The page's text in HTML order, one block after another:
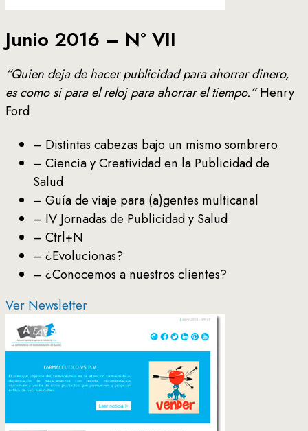
Junio 2016 – Nº VII
“Quien deja de hacer publicidad para ahorrar dinero,
es como si para el reloj para ahorrar el tiempo.”Henry
Ford
– Distintas cabezas bajo un mismo sombrero
– Ciencia y Creatividad en la Publicidad de
Salud
– Guía de viaje para (a)gentes multicanal
– IV Jornadas de Publicidad y Salud
– Ctrl+N
– ¿Evolucionas?
– ¿Conocemos a nuestros clientes?
Ver Newsletter